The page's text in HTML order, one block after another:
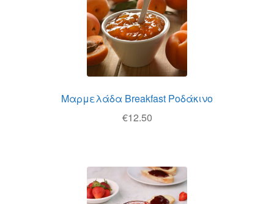
Μαρμελάδα Breakfast Ροδάκινο
€12.50